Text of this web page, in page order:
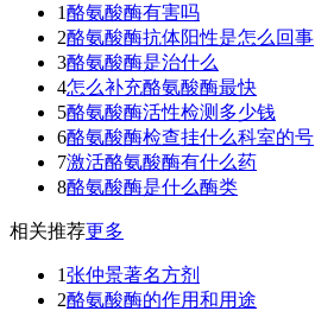
1酪氨酸酶有害吗
2酪氨酸酶抗体阳性是怎么回事
3酪氨酸酶是治什么
4怎么补充酪氨酸酶最快
5酪氨酸酶活性检测多少钱
6酪氨酸酶检查挂什么科室的号
7激活酪氨酸酶有什么药
8酪氨酸酶是什么酶类
相关推荐更多
1张仲景著名方剂
2酪氨酸酶的作用和用途